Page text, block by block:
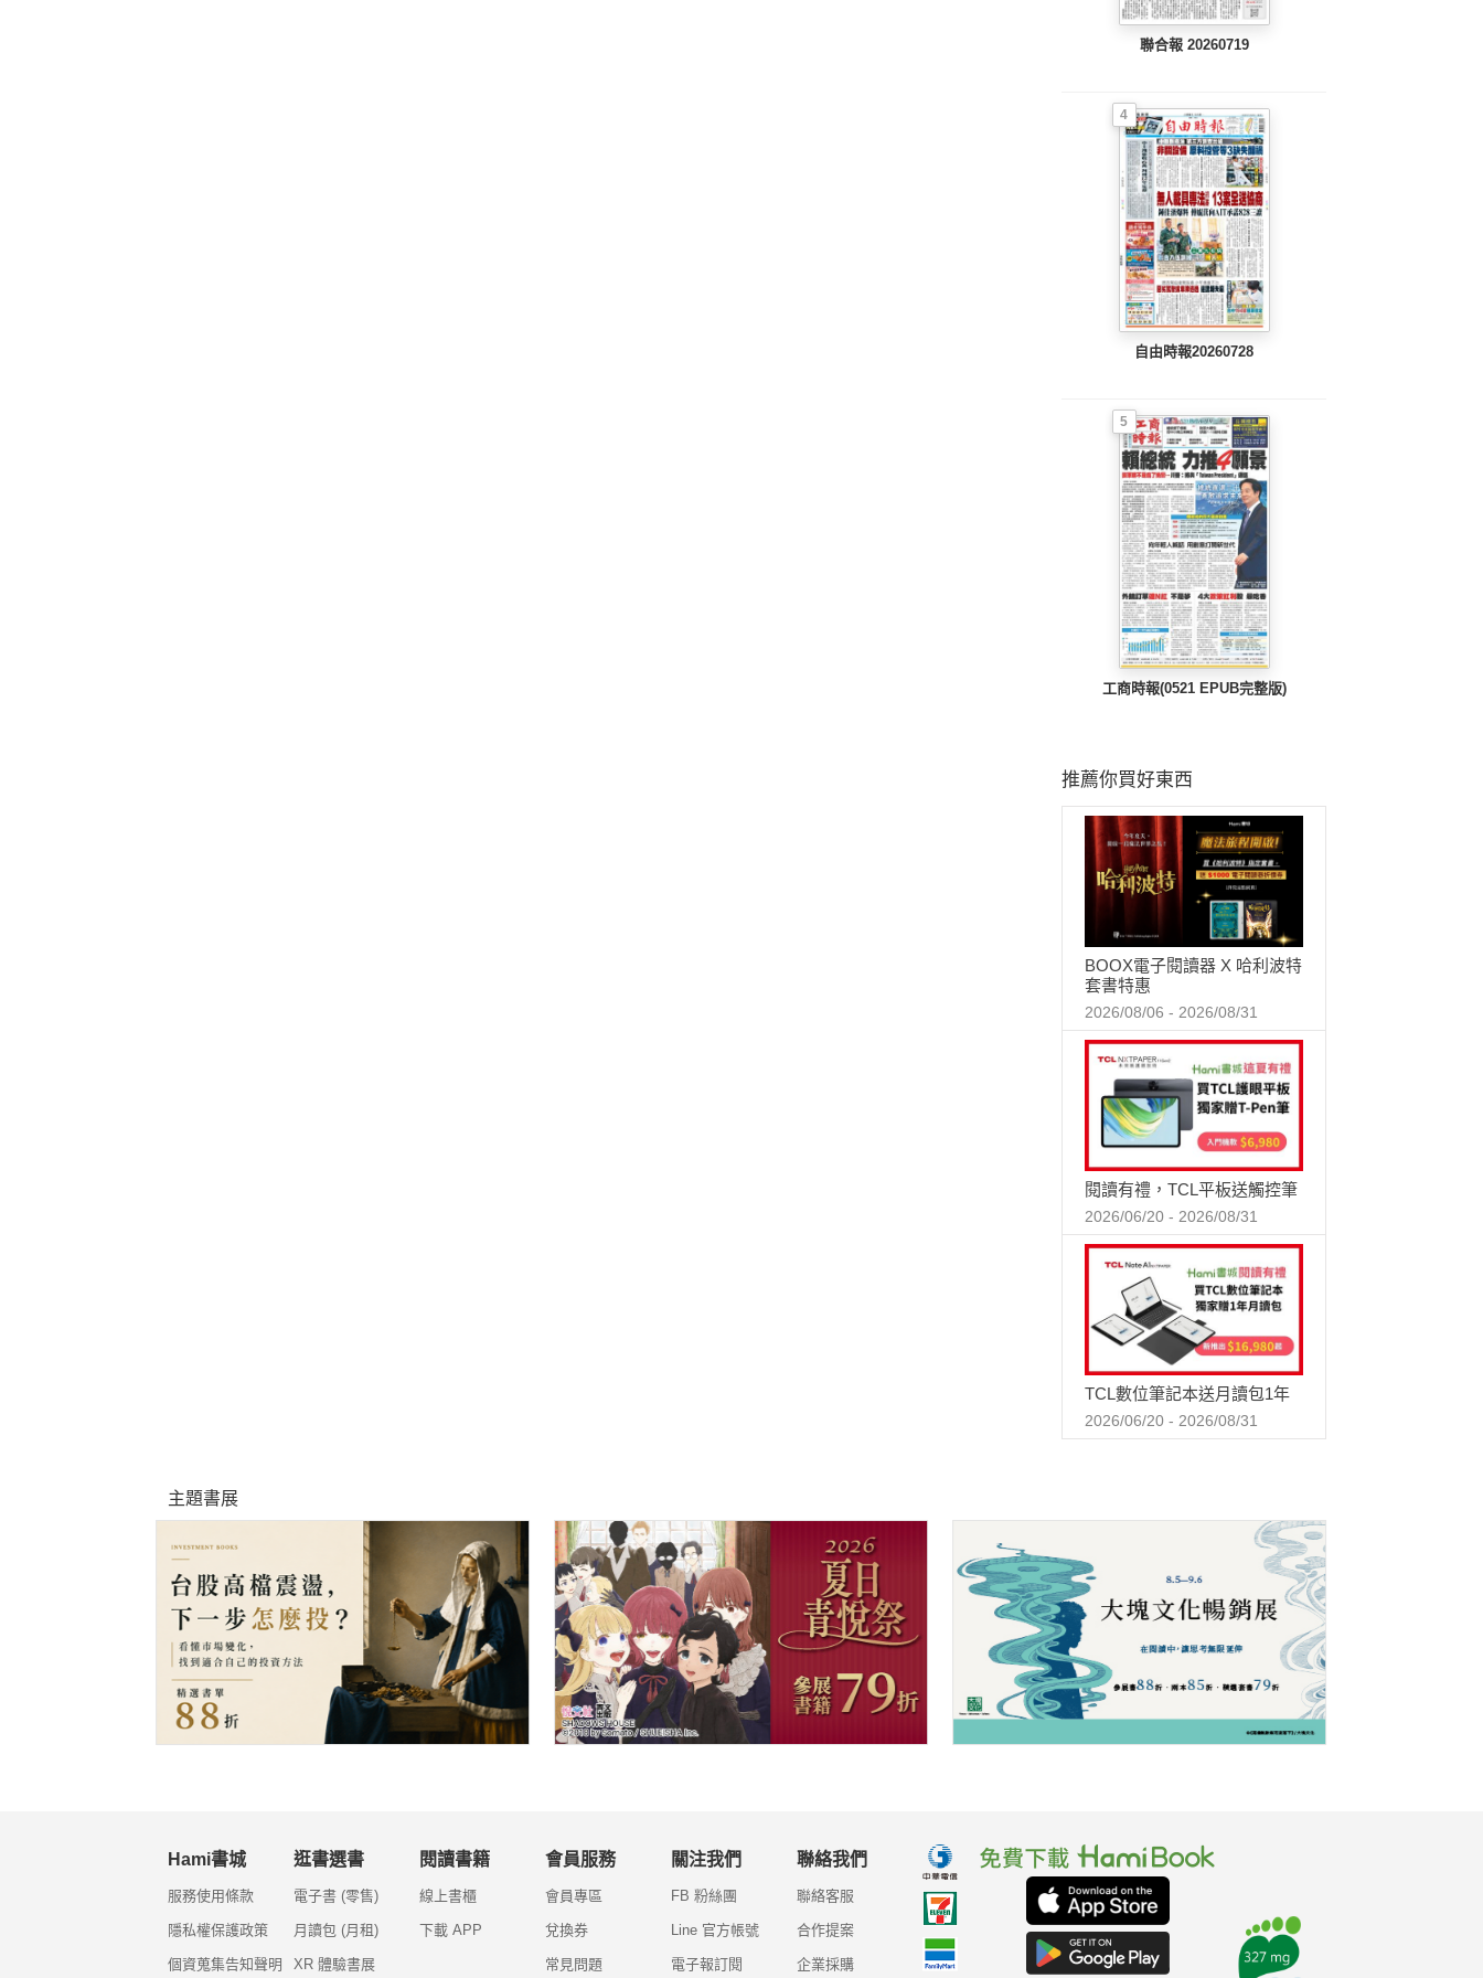
聯合報 20260719
4
自由時報20260728
5
工商時報(0521 EPUB完整版)
推薦你買好東西
BOOX電子閱讀器 X 哈利波特
套書特惠
2026/08/06 - 2026/08/31
閱讀有禮，TCL平板送觸控筆
2026/06/20 - 2026/08/31
TCL數位筆記本送月讀包1年
2026/06/20 - 2026/08/31
主題書展
Hami書城
服務使用條款
隱私權保護政策
個資蒐集告知聲明
逛書選書
電子書 (零售)
月讀包 (月租)
XR 體驗書展
閱讀書籍
線上書櫃
下載 APP
會員服務
會員專區
兌換券
常見問題
關注我們
FB 粉絲團
Line 官方帳號
電子報訂閱
聯絡我們
聯絡客服
合作提案
企業採購